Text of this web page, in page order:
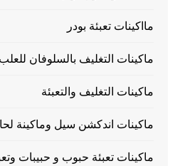
مااكينات تعبئة بودر
ماكينات التغليف بالسلوفان للعلب 3 دي
ماكينات التغليف والتعبئة
ماكينات اندكشن سيل وماكينة
ماكينات تعبئة حبوب و حبيبات